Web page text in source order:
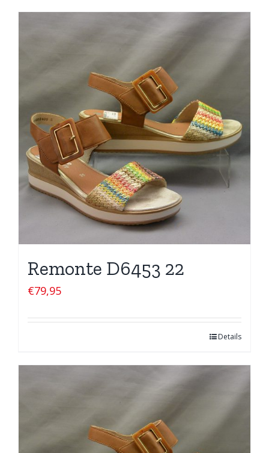
Remonte D6453 22
€79,95
Details